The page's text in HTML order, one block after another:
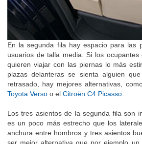
En la segunda fila hay espacio para las
usuarios de talla media. Si los
quieren viajar con las piernas lo más
plazas delanteras se sienta alguien
retrasado, hay mejores alternativas,
Toyota Verso o el Citroën C4 Picasso
Los tres asientos de la segunda fila son
es un poco más estrecho que los
anchura entre hombros y tres asientos